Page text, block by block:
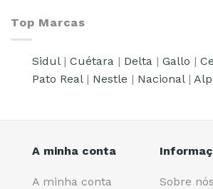
Top Marcas
Sidul| Cuétara | Delta | Gallo |
Pato Real| Nestle | Nacional|
A minha conta
A minha conta Sobre nós